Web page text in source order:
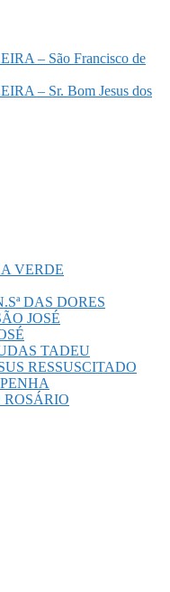
– São Francisco de
– Sr. Bom Jesus dos
VERDE
DAS DORES
JOSÉ
TADEU
RESSUSCITADO
ROSÁRIO